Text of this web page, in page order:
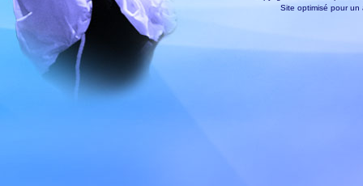
Site optimisé pour